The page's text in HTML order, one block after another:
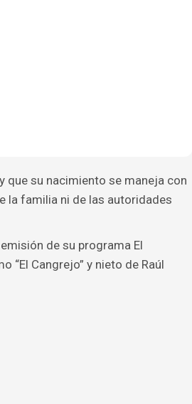
que su nacimiento se maneja con
la familia ni de las autoridades
de su programa El
“El Cangrejo” y nieto de Raúl